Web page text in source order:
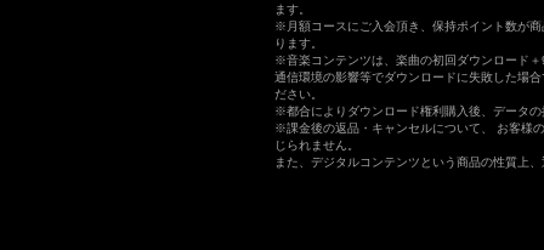
ます。
※月額コースにご入会頂き、保持ポイント数が
ります。
※音楽コンテンツは、楽曲の初回ダウンロード＋
通信環境の影響等でダウンロードに失敗した場
ださい。
※都合によりダウンロード権利購入後、データの
※課金後の返品・キャンセルについて、 お客様
じられません。
また、デジタルコンテンツという商品の性質上